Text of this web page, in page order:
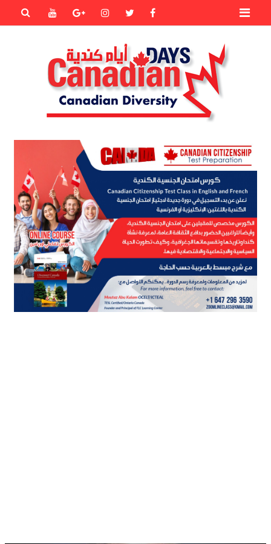
Facebook
Twitter
instagram
Goole+
Youtube